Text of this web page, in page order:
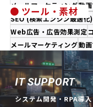
メールマーケティング動
● ツール・素材
SEO (検索エンジン最適化)
Web広告・広告効果測定
メールマーケティング動
IT SUPPORT
システム開発・RPA導入